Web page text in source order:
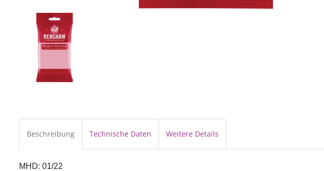
Beschreibung Technische Daten Weitere Details
MHD: 01/22